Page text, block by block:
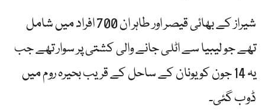
شیراز کے بھائی قیصر اور طاہر ان 700 افراد میں شامل
تھے جو لیبیا سے اٹلی جانے والی کشتی پر سوار تھے جب
یہ 14 جون کو یونان کے ساحل کے قریب بحیرہ روم میں
ڈوب گئی۔